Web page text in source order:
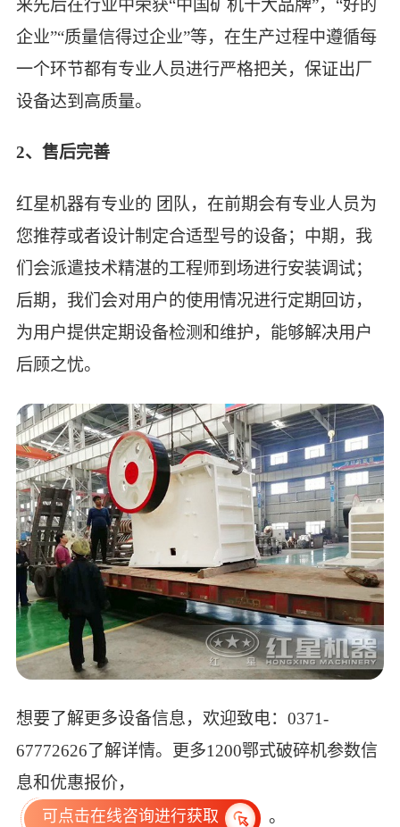
来先后在行业中荣获“中国矿机十大品牌”，“好的
企业”“质量信得过企业”等，在生产过程中遵循每
一个环节都有专业人员进行严格把关，保证出厂
设备达到高质量。
2、售后完善
红星机器有专业的 团队，在前期会有专业人员为
您推荐或者设计制定合适型号的设备；中期，我
们会派遣技术精湛的工程师到场进行安装调试；
后期，我们会对用户的使用情况进行定期回访，
为用户提供定期设备检测和维护，能够解决用户
后顾之忧。
想要了解更多设备信息，欢迎致电：0371-
67772626了解详情。更多1200鄂式破碎机参数信
息和优惠报价，
可点击在线咨询进行获取 。